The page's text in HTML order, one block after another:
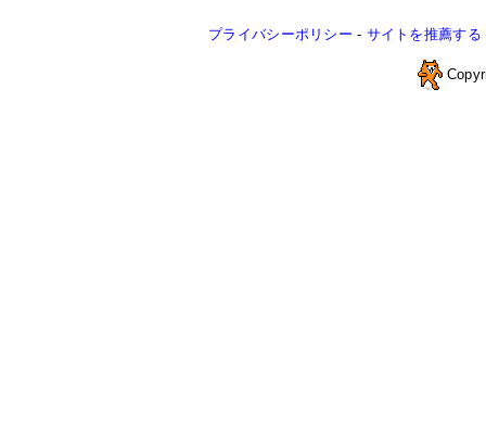
プライバシーポリシー - サイトを推薦する